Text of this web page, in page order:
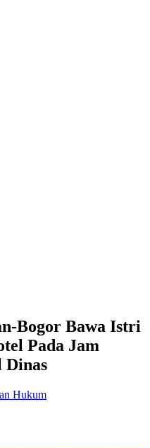
Bogor Bawa Istri
Pada Jam
Hukum